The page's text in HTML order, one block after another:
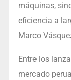
máquinas,
eficiencia a
Marco
Entre los
mercado